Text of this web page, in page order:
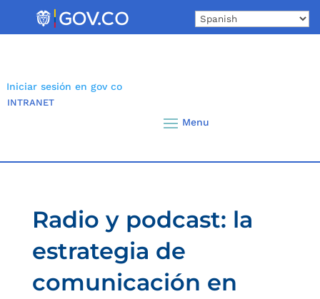
Iniciar sesión en gov co
INTRANET
Radio y podcast: la
estrategia de
comunicación en